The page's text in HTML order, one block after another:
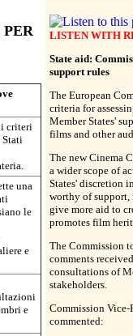
criteri
Stati
una
le
e
e
LISTEN WITH
State aid:
support rules
The European
criteria for
Member States'
films and other
The new Cinema
a wider scope of
States' discretion
worthy of
give more aid to
promotes film
The Commission
comments
consultations of
stakeholders.
Commission Vice-
commented: